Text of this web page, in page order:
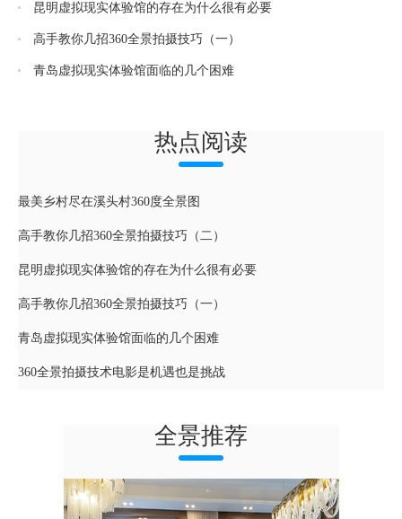
昆明虚拟现实体验馆的存在为什么很有必要
高手教你几招360全景拍摄技巧（一）
青岛虚拟现实体验馆面临的几个困难
热点阅读
最美乡村尽在溪头村360度全景图
高手教你几招360全景拍摄技巧（二）
昆明虚拟现实体验馆的存在为什么很有必要
高手教你几招360全景拍摄技巧（一）
青岛虚拟现实体验馆面临的几个困难
360全景拍摄技术电影是机遇也是挑战
全景推荐